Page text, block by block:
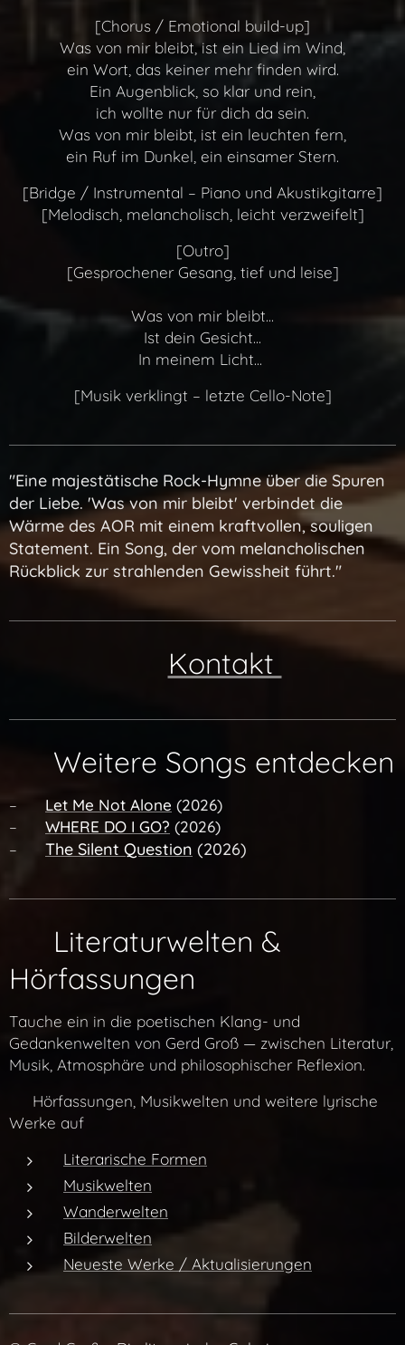
[Chorus / Emotional build-up]
Was von mir bleibt, ist ein Lied im Wind,
ein Wort, das keiner mehr finden wird.
Ein Augenblick, so klar und rein,
ich wollte nur für dich da sein.
Was von mir bleibt, ist ein leuchten fern,
ein Ruf im Dunkel, ein einsamer Stern.
[Bridge / Instrumental – Piano und Akustikgitarre]
[Melodisch, melancholisch, leicht verzweifelt]
[Outro]
[Gesprochener Gesang, tief und leise]
Was von mir bleibt...
Ist dein Gesicht...
In meinem Licht...
[Musik verklingt – letzte Cello-Note]
"Eine majestätische Rock-Hymne über die Spuren
der Liebe. 'Was von mir bleibt' verbindet die
Wärme des AOR mit einem kraftvollen, souligen
Statement. Ein Song, der vom melancholischen
Rückblick zur strahlenden Gewissheit führt."
Kontakt
🔗 Weitere Songs entdecken
– 🎧 Let Me Not Alone (2026)
– 🎧 WHERE DO I GO? (2026)
– 🎧 The Silent Question (2026)
✨ Literaturwelten &
Hörfassungen
Tauche ein in die poetischen Klang- und
Gedankenwelten von Gerd Groß — zwischen Literatur,
Musik, Atmosphäre und philosophischer Reflexion.
👉 Hörfassungen, Musikwelten und weitere lyrische
Werke auf
Literarische Formen
Musikwelten
Wanderwelten
Bilderwelten
Neueste Werke / Aktualisierungen